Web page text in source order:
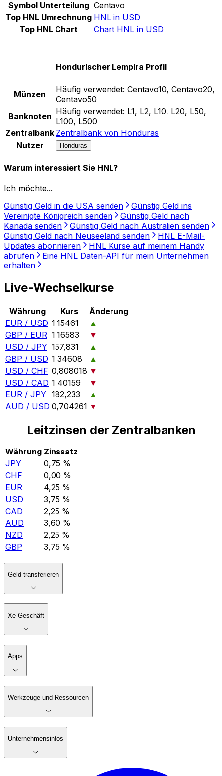
Symbol Unterteilung Centavo
Top HNL Umrechnung HNL in USD
Top HNL Chart
Chart HNL in USD
Hondurischer Lempira Profil
Münzen Häufig verwendet: Centavo10, Centavo20,
Centavo50
Banknoten Häufig verwendet: L1, L2, L10, L20, L50,
L100, L500
Zentralbank Zentralbank von Honduras
Nutzer
Honduras
Warum interessiert Sie HNL?
Ich möchte...
Günstig Geld in die USA senden
Günstig Geld ins
Vereinigte Königreich senden
Günstig Geld nach
Kanada senden
Günstig Geld nach Australien senden
Günstig Geld nach Neuseeland senden
HNL E-Mail-
Updates abonnieren
HNL Kurse auf meinem Handy
abrufen
Eine HNL Daten-API für mein Unternehmen
erhalten
Live-Wechselkurse
Währung Kurs
Änderung
EUR / USD 1,15461
▲
GBP / EUR 1,16583
▼
USD / JPY 157,831
▲
GBP / USD 1,34608
▲
USD / CHF 0,808018 ▼
USD / CAD 1,40159
▼
EUR / JPY 182,233
▲
AUD / USD 0,704261 ▼
Leitzinsen der Zentralbanken
Währung Zinssatz
JPY
0,75 %
CHF
0,00 %
EUR
4,25 %
USD
3,75 %
CAD
2,25 %
AUD
3,60 %
NZD
2,25 %
GBP
3,75 %
Geld transferieren
Xe Geschäft
Apps
Werkzeuge und Ressourcen
Unternehmensinfos